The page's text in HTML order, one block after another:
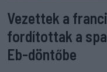
Vezettek a
fordítottak a
Eb-döntőbe